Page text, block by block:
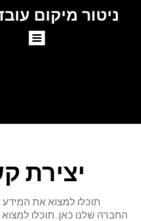
ניטור מיקום
יצירת
תוכלו למצוא את המידע
החברה שלנו כאן. תוכלו